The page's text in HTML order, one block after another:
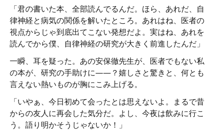
「君の書いた本、全部読んでるんだ。ほら、あれだ、自
律神経と病気の関係を解いたところ。あれはね、医者の
視点からじゃ到底出てこない発想だよ。実はね、あれを
読んでから僕、自律神経の研究が大きく前進したんだ」
一瞬、耳を疑った。あの安保徹先生が、医者でもない私
の本が、研究の手助けに――？嬉しさと驚きと、何とも
言えない熱いものが胸にこみ上げる。
「いやぁ、今日初めて会ったとは思えないよ。まるで昔
からの友人に再会した気分だ。よし、今夜は飲みに行こ
う。語り明かそうじゃないか！」